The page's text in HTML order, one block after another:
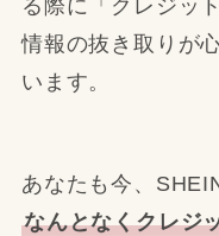
る際に「クレジッ
情報の抜き取りが
います。
あなたも今、
なんとなくクレジ